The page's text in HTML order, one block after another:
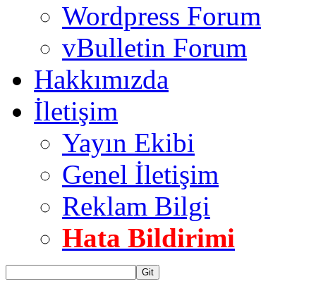
Wordpress Forum
vBulletin Forum
Hakkımızda
İletişim
Yayın Ekibi
Genel İletişim
Reklam Bilgi
Hata Bildirimi
Git